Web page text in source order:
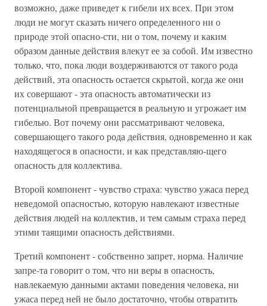
возможно, даже приведет к гибели их всех. При этом
люди не могут сказать ничего определенного ни о
природе этой опасно-сти, ни о том, почему и каким
образом данные действия влекут ее за собой. Им известно
только, что, пока люди воздерживаются от такого рода
действий, эта опасность остается скрытой, когда же они
их совершают - эта опасность автоматически из
потенциальной превращается в реальную и угрожает им
гибелью. Вот почему они рассматривают человека,
совершающего такого рода действия, одновременно и как
находящегося в опасности, и как представляю-щего
опасность для коллектива.
Второй компонент - чувство страха: чувство ужаса перед
неведомой опасностью, которую навлекают известные
действия людей на коллектив, и тем самым страха перед
этими таящими опасность действиями.
Третий компонент - собственно запрет, норма. Наличие
запре-та говорит о том, что ни веры в опасность,
навлекаемую данными актами поведения человека, ни
ужаса перед ней не было достаточно, чтобы отвратить